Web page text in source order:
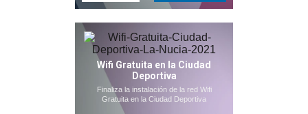
Wifi Gratuita en la Ciudad
Deportiva
Finaliza la instalación de la red Wifi
Gratuita en la Ciudad Deportiva